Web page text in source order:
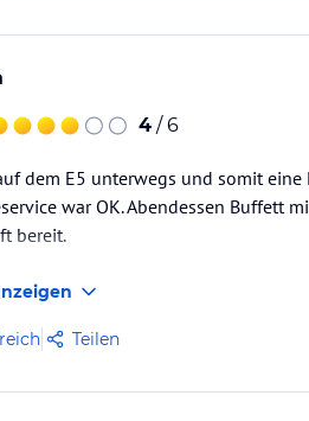
4 / 6
dem E5 unterwegs und somit
war OK. Abendessen Buffett
bereit.
Teilen